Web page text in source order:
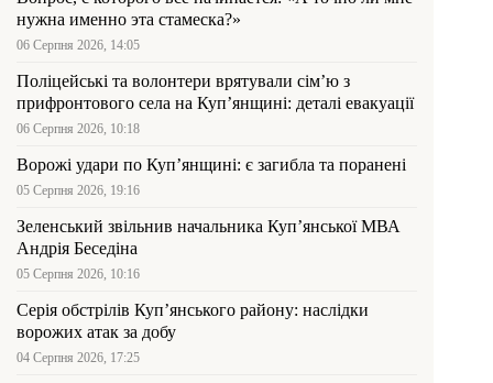
нужна именно эта стамеска?»
06 Серпня 2026, 14:05
Поліцейські та волонтери врятували сім’ю з
прифронтового села на Куп’янщині: деталі евакуації
06 Серпня 2026, 10:18
Ворожі удари по Куп’янщині: є загибла та поранені
05 Серпня 2026, 19:16
Зеленський звільнив начальника Купʼянської МВА
Андрія Беседіна
05 Серпня 2026, 10:16
Серія обстрілів Куп’янського району: наслідки
ворожих атак за добу
04 Серпня 2026, 17:25